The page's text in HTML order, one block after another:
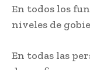
En todos los
niveles de
En todas las